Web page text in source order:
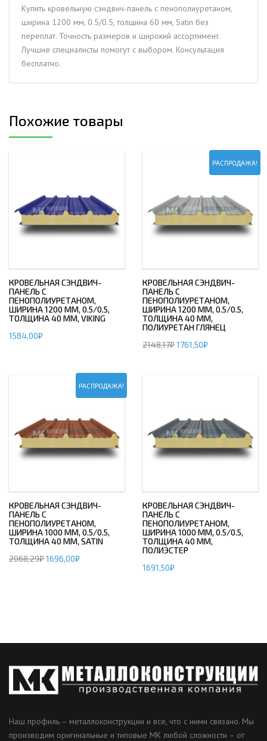
0.5/0.5,
толщина
Satin
Купить кровельную сэндвич-панель с пенополиуретаном,
ширина 1200 мм, 0.5/0.5, толщина 60 мм, Satin без
переплат. Точность размеров и широкий ассортимент.
Лучшие специалисты помогут с выбором. Консультация
бесплатно.
Похожие товары
КРОВЕЛЬНАЯ СЭНДВИЧ-
ПАНЕЛЬ С
ПЕНОПОЛИУРЕТАНОМ,
ШИРИНА 1200 ММ, 0.5/0.5,
ТОЛЩИНА 40 ММ, VIKING
1584,00₽
РАСПРОДАЖА!
КРОВЕЛЬНАЯ СЭНДВИЧ-
ПАНЕЛЬ С
ПЕНОПОЛИУРЕТАНОМ,
ШИРИНА 1200 ММ, 0.5/0.5,
ТОЛЩИНА 40 ММ,
ПОЛИУРЕТАН ГЛЯНЕЦ
2148,17₽1761,50₽
РАСПРОДАЖА!
КРОВЕЛЬНАЯ СЭНДВИЧ-
ПАНЕЛЬ С
ПЕНОПОЛИУРЕТАНОМ,
ШИРИНА 1000 ММ, 0.5/0.5,
ТОЛЩИНА 40 ММ, SATIN
2068,29₽1696,00₽
КРОВЕЛЬНАЯ СЭНДВИЧ-
ПАНЕЛЬ С
ПЕНОПОЛИУРЕТАНОМ,
ШИРИНА 1000 ММ, 0.5/0.5,
ТОЛЩИНА 40 ММ,
ПОЛИЭСТЕР
1691,50₽
Наш профиль – металлоконструкции и все, что с ними связано. Мы
производим оригинальные и типовые МК любой сложности – от